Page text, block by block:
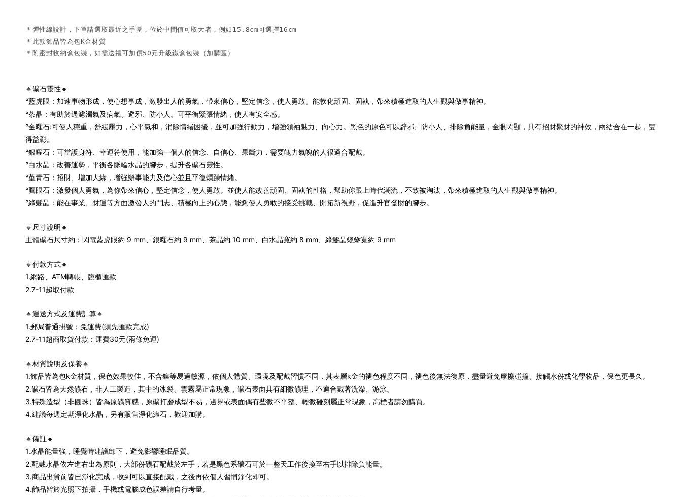
＊彈性線設計，下單請選取最近之手圍，位於中間值可取大者，例如15.8cm可選擇16cm
＊此款飾品皆為包K金材質
🔸礦石靈性🔸
°藍虎眼：加速事物形成，使心想事成，激發出人的勇氣，帶來信心，堅定信念，使人勇敢。能軟化頑固、固執，帶來積極進取的人生觀與做事精神。
°茶晶：有助於過濾濁氣及病氣、避邪、防小人。可平衡緊張情緒，使人有安全感。
°金曜石:可使人穩重，舒緩壓力，心平氣和，消除情緒困擾，並可加強行動力，增強領袖魅力、向心力。黑色的原色可以辟邪、防小人、排除負能量，金眼閃顯，具有招財聚財的神效，兩結合在一起，雙
得益彰。
°銀曜石：可當護身符、幸運符使用，能加強一個人的信念、自信心、果斷力，需要魄力氣魄的人很適合配戴。
°白水晶：改善運勢，平衡各脈輪水晶的腳步，提升各礦石靈性。
°堇青石：招財、增加人緣，增強辦事能力及信心並且平復煩躁情緒。
°鷹眼石：激發個人勇氣，為你帶來信心，堅定信念，使人勇敢。並使人能改善頑固、固執的性格，幫助你跟上時代潮流，不致被淘汰，帶來積極進取的人生觀與做事精神。
°綠髮晶：能在事業、財運等方面激發人的鬥志、積極向上的心態，能夠使人勇敢的接受挑戰、開拓新視野，促進升官發財的腳步。
🔸尺寸說明🔸
主體礦石尺寸約：閃電藍虎眼約 9 mm、銀曜石約 9 mm、茶晶約 10 mm、白水晶寬約 8 mm、綠髮晶貔貅寬約 9 mm
🔸付款方式🔸
1.網路、ATM轉帳、臨櫃匯款
2.7-11超取付款
🔸運送方式及運費計算🔸
1.郵局普通掛號：免運費(須先匯款完成)
2.7-11超商取貨付款：運費30元(兩條免運)
🔸材質說明及保養🔸
1.飾品皆為包k金材質，保色效果較佳，不含鎳等易過敏源，依個人體質、環境及配戴習慣不同，其表層k金的褪色程度不同，褪色後無法復原，盡量避免摩擦碰撞、接觸水份或化學物品，保色更長久。
2.礦石皆為天然礦石，非人工製造，其中的冰裂、雲霧屬正常現象，礦石表面具有細微礦理，不適合戴著洗澡、游泳。
3.特殊造型（非圓珠）皆為原礦質感，原礦打磨成型不易，邊界或表面偶有些微不平整、輕微碰刻屬正常現象，高標者請勿購買。
4.建議每週定期淨化水晶，另有販售淨化滾石，歡迎加購。
🔸備註🔸
1.水晶能量強，睡覺時建議卸下，避免影響睡眠品質。
2.配戴水晶依左進右出為原則，大部份礦石配戴於左手，若是黑色系礦石可於一整天工作後換至右手以排除負能量。
3.商品出貨前皆已淨化完成，收到可以直接配戴，之後再依個人習慣淨化即可。
4.飾品皆於光照下拍攝，手機或電腦成色誤差請自行考量。